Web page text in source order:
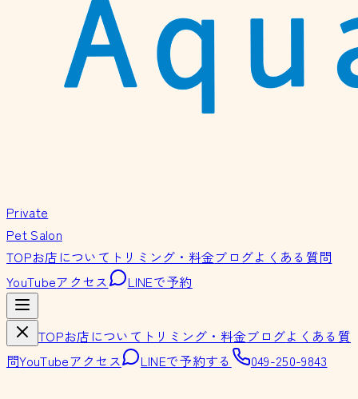
Private
Pet Salon
TOPお店について トリミング・料金ブログよくある質問
YouTubeアクセス LINEで予約
TOPお店について トリミング・料金ブログよくある質
問YouTubeアクセス LINEで予約する 049-250-9843